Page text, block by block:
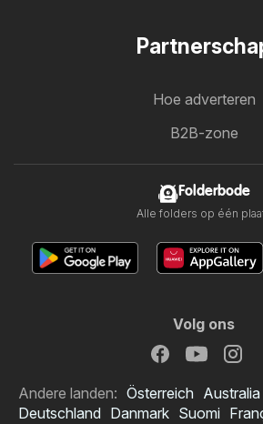
Hoe adverteren
B2B-zone
Folderbode
Alle folders op één
Volg ons
Andere landen: Österreich Australia
Deutschland Danmark Suomi